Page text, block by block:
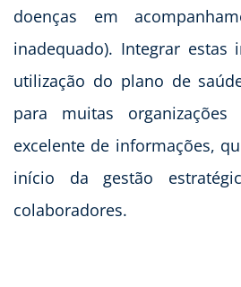
doenças em
inadequado). Integrar estas
utilização do plano de
para muitas
excelente de informações,
início da gestão
colaboradores.